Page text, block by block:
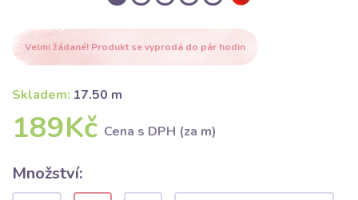
Velmi žádané! Produkt se vyprodá do pár hodin
Skladem: 17.50 m
189Kč Cena s DPH (za m)
Množství: